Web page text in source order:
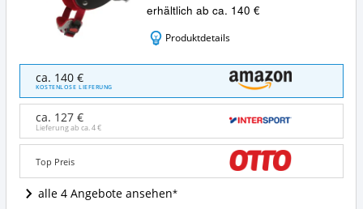
erhältlich ab ca. 140 €
Produktdetails
ALPINA
Carat
Le
Visor
Angebote:
dieser
Kinder
ca. 140 €
KOSTENLOSE LIEFERUNG
ca. 127 €
Lieferung ab ca.4 €
Top Preis
alle 4 Angebote ansehen